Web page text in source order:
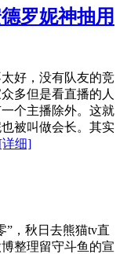
罗妮神抽用
好，没有队友的竞
多但是看直播的人
个主播除外。这就
被叫做会长。其实
[详细]
”，秋日去熊猫tv直
整理留守斗鱼的宣